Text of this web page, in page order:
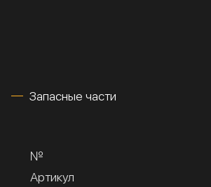
Запасные части
№
Артикул